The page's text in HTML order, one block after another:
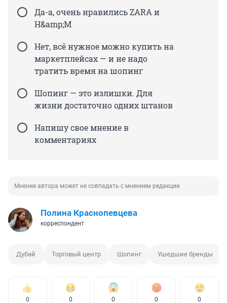
Да-а, очень нравились ZARA и
H&amp;M
Нет, всё нужное можно купить на
маркетплейсах — и не надо
тратить время на шопинг
Шопинг — это излишки. Для
жизни достаточно одних штанов
Напишу свое мнение в
комментариях
Мнение автора может не совпадать с мнением редакции
Полина Краснопевцева
корреспондент
Дубай Торговый центр Шопинг Ушедшие бренды
0 0 0 0 0